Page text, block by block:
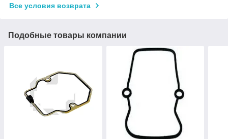
Все условия возврата
Подобные товары компании